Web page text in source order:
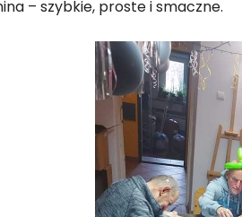
– szybkie, proste i smaczne.